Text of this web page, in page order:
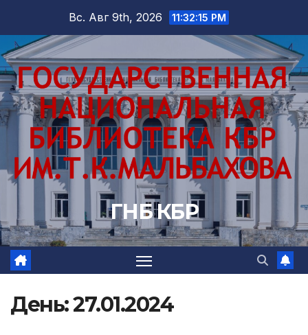
содержимому
Вс. Авг 9th, 2026 11:32:16 PM
ГНБ КБР
День:27.01.2024